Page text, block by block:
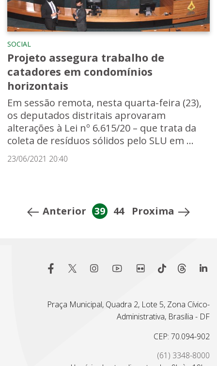
SOCIAL
Projeto assegura trabalho de
catadores em condomínios
horizontais
Em sessão remota, nesta quarta-feira (23),
os deputados distritais aprovaram
alterações à Lei nº 6.615/20 – que trata da
coleta de resíduos sólidos pelo SLU em ...
23/06/2021 20:40
Anterior 39 44 Proxima
Praça Municipal, Quadra 2, Lote 5, Zona Cívico-
Administrativa, Brasília - DF
CEP: 70.094-902
(61) 3348-8000